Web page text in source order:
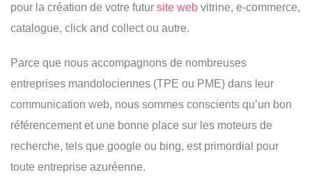
pour la création de votre futur site web vitrine, e-commerce,
catalogue, click and collect ou autre.
Parce que nous accompagnons de nombreuses
entreprises mandolociennes (TPE ou PME) dans leur
communication web, nous sommes conscients qu’un bon
référencement et une bonne place sur les moteurs de
recherche, tels que google ou bing, est primordial pour
toute entreprise azuréenne.